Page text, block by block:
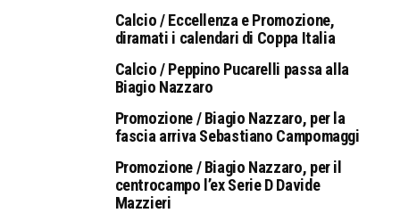
Calcio / Eccellenza e Promozione,
diramati i calendari di Coppa Italia
Calcio / Peppino Pucarelli passa alla
Biagio Nazzaro
Promozione / Biagio Nazzaro, per la
fascia arriva Sebastiano Campomaggi
Promozione / Biagio Nazzaro, per il
centrocampo l’ex Serie D Davide
Mazzieri